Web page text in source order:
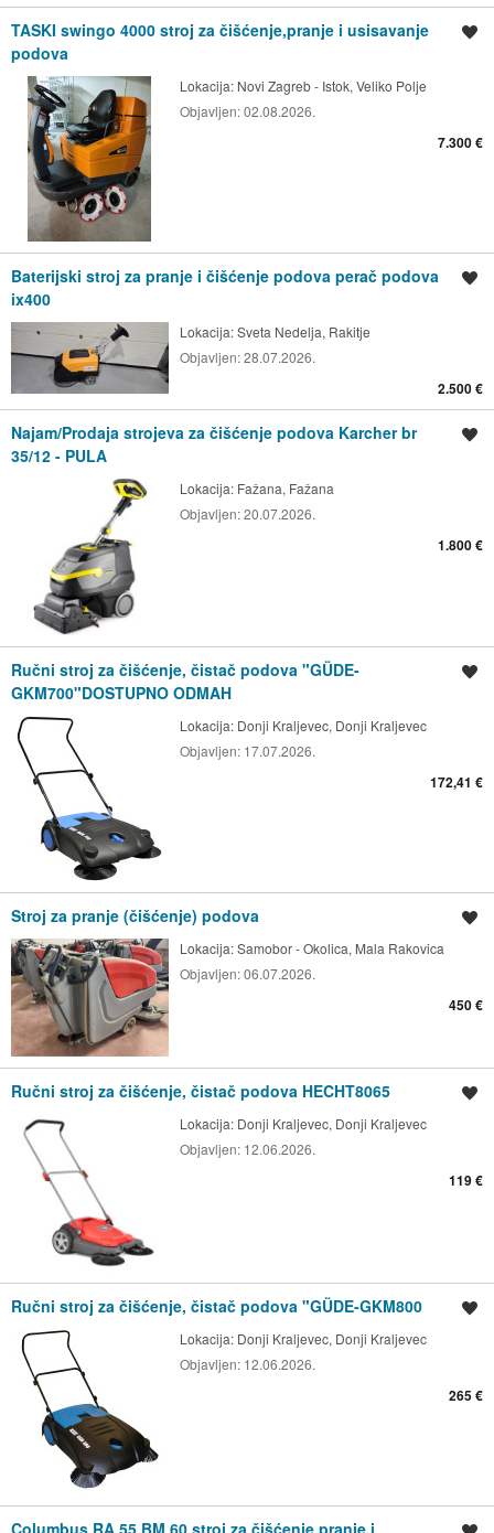
TASKI swingo 4000 stroj za čišćenje,pranje i usisavanje
podova
Lokacija: Novi Zagreb - Istok, Veliko Polje
Objavljen:02.08.2026.
7.300 €
Baterijski stroj za pranje i čišćenje podova perač podova
ix400
Lokacija:Sveta Nedelja, Rakitje
Objavljen:28.07.2026.
2.500 €
Najam/Prodaja strojeva za čišćenje podova Karcher br
35/12 - PULA
Lokacija: Fažana, Fažana
Objavljen:20.07.2026.
1.800 €
Ručni stroj za čišćenje, čistač podova "GÜDE-
GKM700"DOSTUPNO ODMAH
Lokacija: Donji Kraljevec, Donji Kraljevec
Objavljen: 17.07.2026.
172,41 €
Stroj za pranje (čišćenje) podova
Lokacija:Samobor - Okolica, Mala Rakovica
Objavljen:06.07.2026.
450 €
Ručni stroj za čišćenje, čistač podova HECHT8065
Lokacija: Donji Kraljevec, Donji Kraljevec
Objavljen: 12.06.2026.
119 €
Ručni stroj za čišćenje, čistač podova "GÜDE-GKM800
Lokacija: Donji Kraljevec, Donji Kraljevec
Objavljen: 12.06.2026.
265 €
Columbus RA 55 BM 60 stroj za čišćenje pranje i